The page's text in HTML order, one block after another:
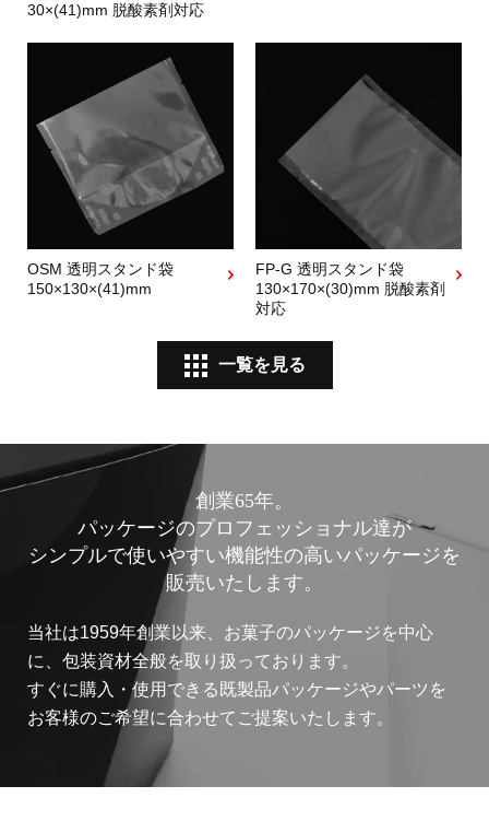
30×(41)mm 脱酸素剤対応
OSM 透明スタンド袋
150×130×(41)mm
FP-G 透明スタンド袋
130×170×(30)mm 脱酸素剤
対応
一覧を見る
創業65年。
パッケージのプロフェッショナル達が
シンプルで使いやすい機能性の高いパッケージを
販売いたします。
当社は1959年創業以来、お菓子のパッケージを中心
に、包装資材全般を取り扱っております。
すぐに購入・使用できる既製品パッケージやパーツを
お客様のご希望に合わせてご提案いたします。